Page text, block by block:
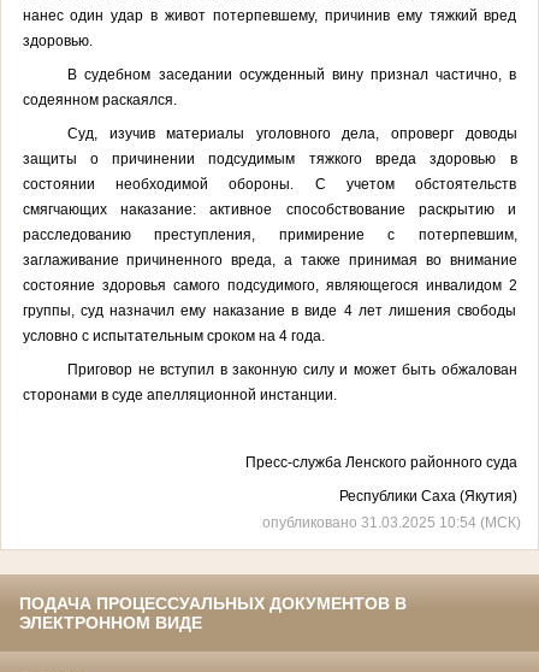
нанес один удар в живот потерпевшему, причинив ему тяжкий вред
здоровью.
В судебном заседании осужденный вину признал частично, в
содеянном раскаялся.
Суд, изучив материалы уголовного дела, опроверг доводы
защиты о причинении подсудимым тяжкого вреда здоровью в
состоянии необходимой обороны. С учетом обстоятельств
смягчающих наказание: активное способствование раскрытию и
расследованию преступления, примирение с потерпевшим,
заглаживание причиненного вреда, а также принимая во внимание
состояние здоровья самого подсудимого, являющегося инвалидом 2
группы, суд назначил ему наказание в виде 4 лет лишения свободы
условно с испытательным сроком на 4 года.
Приговор не вступил в законную силу и может быть обжалован
сторонами в суде апелляционной инстанции.
Пресс-служба Ленского районного суда
Республики Саха (Якутия)
опубликовано 31.03.2025 10:54 (МСК)
ПОДАЧА ПРОЦЕССУАЛЬНЫХ ДОКУМЕНТОВ В
ЭЛЕКТРОННОМ ВИДЕ